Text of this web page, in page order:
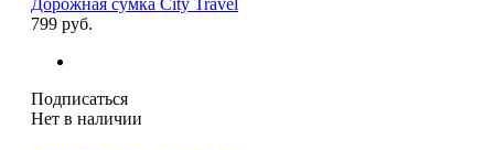
Дорожная сумка City Travel
799 руб.
Подписаться
Нет в наличии